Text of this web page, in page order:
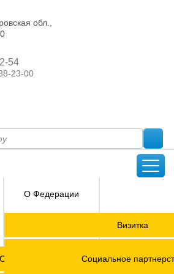
обл.,
54
23-00
О Федерации
Визитка
с изменениями от 2026 года
Социальное